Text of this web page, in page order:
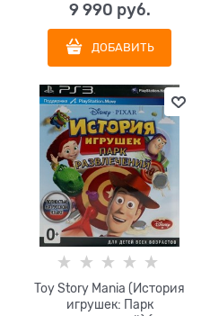
9 990 руб.
ДОБАВИТЬ
Toy Story Mania (История
игрушек: Парк